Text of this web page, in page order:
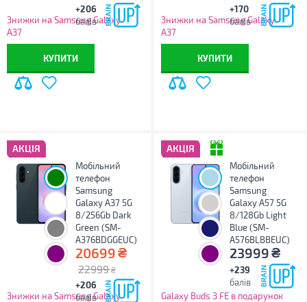
+206
балів
Знижки на Samsung Galaxy
A37
КУПИТИ
+170
балів
Знижки на Samsung Galaxy
A37
КУПИТИ
АКЦІЯ
Мобільний
телефон
Samsung
Galaxy A37 5G
8/256Gb Dark
Green (SM-
A376BDGGEUC)
20699₴
22999 ₴
+206
балів
Знижки на Samsung Galaxy
АКЦІЯ
Мобільний
телефон
Samsung
Galaxy A57 5G
8/128Gb Light
Blue (SM-
A576BLBBEUC)
23999₴
+239
балів
Galaxy Buds 3 FE в подарунок